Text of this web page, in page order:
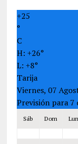
+25
°
C
H: +26°
L: +8°
Tarija
Viernes, 07
Previsión para 7
Sáb Dom Lun